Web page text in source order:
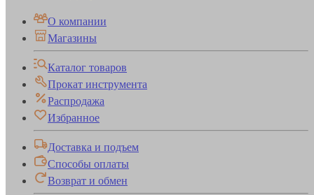
О компании
Магазины
Каталог товаров
Прокат инструмента
Распродажа
Избранное
Доставка и подъем
Способы оплаты
Возврат и обмен